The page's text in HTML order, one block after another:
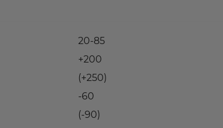
20-85
+200
(+250)
-60
(-90)